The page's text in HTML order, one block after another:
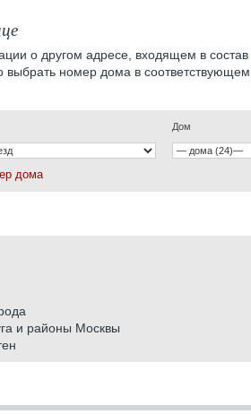
о другом адресе, входящем в состав
выбрать номер дома в соответствующем
Дом
дома
и районы Москвы